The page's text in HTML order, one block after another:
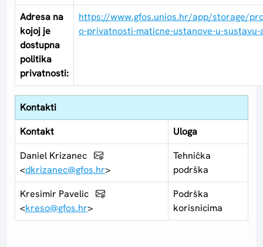
Adresa na
kojoj je
dostupna
politika
privatnosti:
https://www.gfos.unios.hr/app/storage/
o-privatnosti-maticne-ustanove-u-sustavu-
Kontakti
Kontakt
Uloga
Daniel Krizanec
<dkrizanec@gfos.hr>
Tehnička
podrška
Kresimir Pavelic
<kreso@gfos.hr>
Podrška
korisnicima